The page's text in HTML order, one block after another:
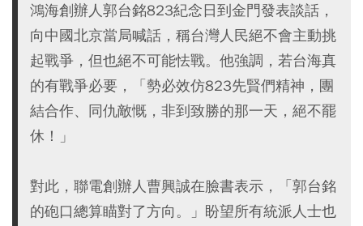
鴻海創辦人郭台銘823紀念日到金門發表談話，
向中國北京當局喊話，稱台灣人民絕不會主動挑
起戰爭，但也絕不可能怯戰。他強調，若台海真
的有戰爭必要，「勢必效仿823先賢們精神，團
結合作、同仇敵慨，非到致勝的那一天，絕不罷
休！」
對此，聯電創辦人曹興誠在臉書表示，「郭台銘
的砲口總算瞄對了方向。」盼望所有統派人士也